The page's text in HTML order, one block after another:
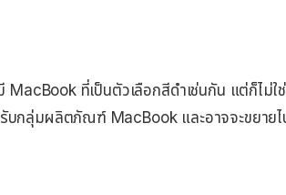
ที่เป็นตัวเลือกสีดำเช่นกัน แต่ก็ไม่ใ
บกลุ่มผลิตภัณฑ์ MacBook และอาจจะขยายไ